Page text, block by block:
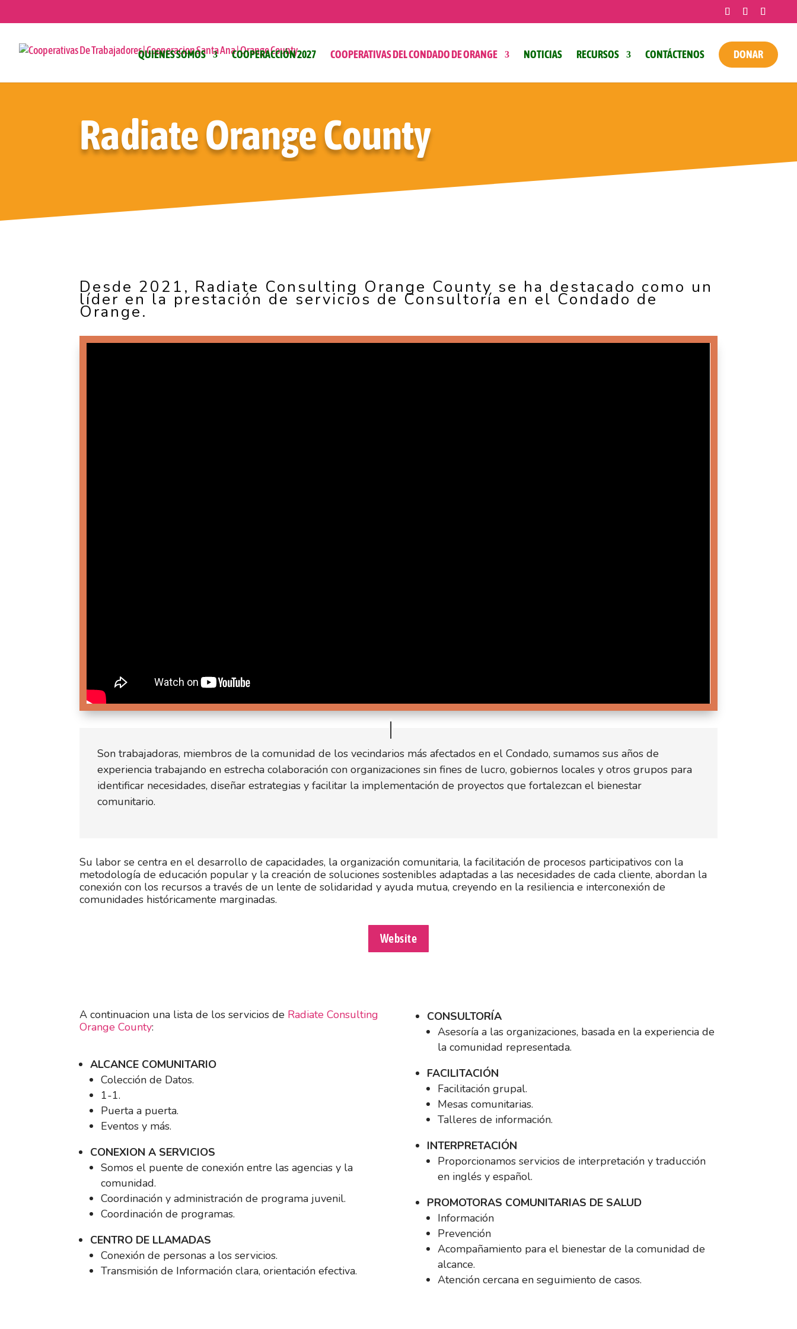
QUIENES SOMOS COOPERACCIÓN 2027 COOPERATIVAS DEL CONDADO DE ORANGE NOTICIAS RECURSOS CONTÁCTENOS DONAR
Radiate Orange County
Desde 2021, Radiate Consulting Orange County se ha destacado como un
líder en la prestación de servicios de Consultoría en el Condado de
Orange.
Son trabajadoras, miembros de la comunidad de los vecindarios más afectados en el Condado, sumamos sus años de
experiencia trabajando en estrecha colaboración con organizaciones sin fines de lucro, gobiernos locales y otros grupos para
identificar necesidades, diseñar estrategias y facilitar la implementación de proyectos que fortalezcan el bienestar
comunitario.
Su labor se centra en el desarrollo de capacidades, la organización comunitaria, la facilitación de procesos participativos con la
metodología de educación popular y la creación de soluciones sostenibles adaptadas a las necesidades de cada cliente, abordan la
conexión con los recursos a través de un lente de solidaridad y ayuda mutua, creyendo en la resiliencia e interconexión de
comunidades históricamente marginadas.
Website
A continuacion una lista de los servicios de Radiate Consulting
Orange County:
ALCANCE COMUNITARIO
Colección de Datos.
1-1.
Puerta a puerta.
Eventos y más.
CONEXION A SERVICIOS
Somos el puente de conexión entre las agencias y la
comunidad.
Coordinación y administración de programa juvenil.
Coordinación de programas.
CENTRO DE LLAMADAS
Conexión de personas a los servicios.
Transmisión de Información clara, orientación efectiva.
CONSULTORÍA
Asesoría a las organizaciones, basada en la experiencia de
la comunidad representada.
FACILITACIÓN
Facilitación grupal.
Mesas comunitarias.
Talleres de información.
INTERPRETACIÓN
Proporcionamos servicios de interpretación y traducción
en inglés y español.
PROMOTORAS COMUNITARIAS DE SALUD
Información
Prevención
Acompañamiento para el bienestar de la comunidad de
alcance.
Atención cercana en seguimiento de casos.